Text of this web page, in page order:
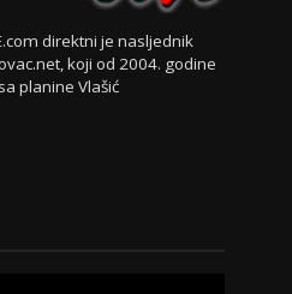
direktni je nasljednik
koji od 2004. godine
planine Vlašić